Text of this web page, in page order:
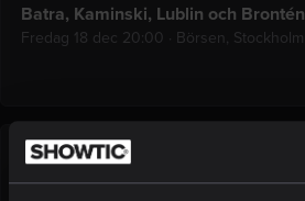
Batra, Kaminski, Lublin och Brontén
Fredag 18 dec 20:00 · Börsen, Stockholm
Batra, Berhan, Berglund och Almén
Lördag 19 dec 20:00·Börsen, Stockholm